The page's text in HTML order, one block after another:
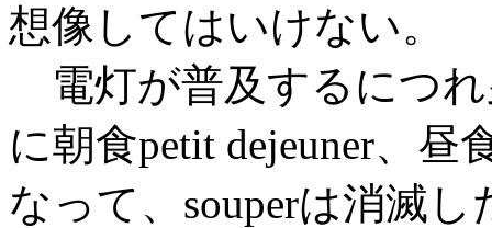
想像してはいけない。
電灯が普及するにつ
に朝食petit dejeuner、昼
なって、souperは消滅